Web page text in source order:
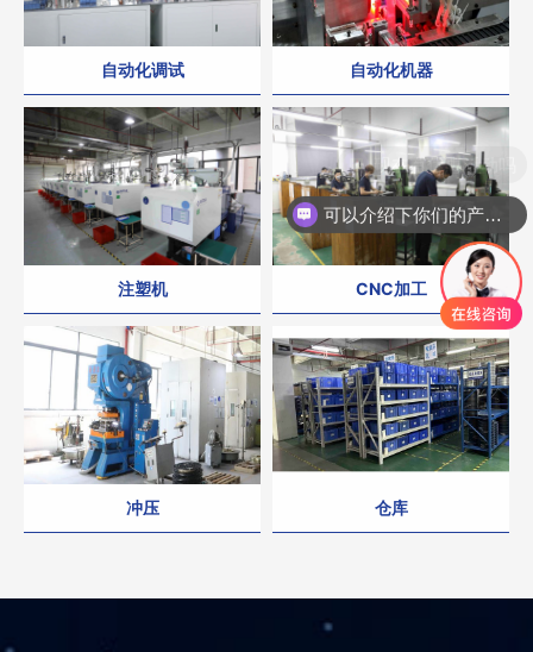
自动化调试 自动化机器
注塑机 CNC加工
冲压 仓库
可以介绍下你们的产品么